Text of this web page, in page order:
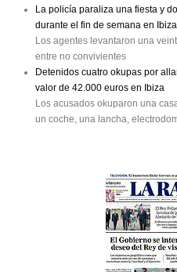
La policía paraliza una fiesta y
durante el fin de semana en Ibiza
Los agentes levantaron una
entre no convivientes
Detenidos cuatro okupas por
valor de 42.000 euros en Ibiza
Los acusados okuparon una
un coche, una lancha,